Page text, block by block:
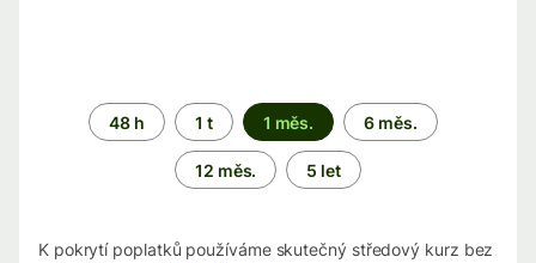
Časové
období
48 h 1 t 1 měs. 6 měs.
12 měs. 5 let
K pokrytí poplatků používáme skutečný středový kurz bez